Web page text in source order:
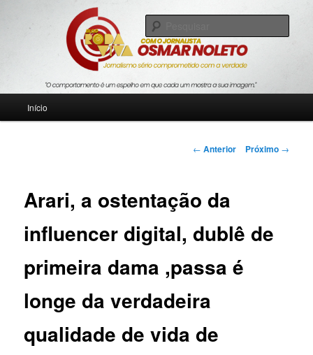
Blog Roda Viva
Jornalismo sério comprometido com a verdade
Início
Navegação
← Anterior Próximo →
Arari, a ostentação da
influencer digital, dublê de
primeira dama ,passa é
longe da verdadeira
qualidade de vida de